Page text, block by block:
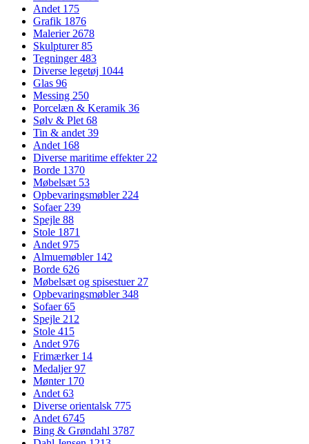
Andet 175
Grafik 1876
Malerier 2678
Skulpturer85
Tegninger483
Diverse legetøj 1044
Glas 96
Messing 250
Porcelæn & Keramik 36
Sølv & Plet 68
Tin & andet 39
Andet 168
Diverse maritime effekter 22
Borde 1370
Møbelsæt 53
Opbevaringsmøbler 224
Sofaer 239
Spejle 88
Stole 1871
Andet 975
Almuemøbler 142
Borde 626
Møbelsæt og spisestuer 27
Opbevaringsmøbler348
Sofaer65
Spejle 212
Stole 415
Andet 976
Frimærker 14
Medaljer97
Mønter 170
Andet 63
Diverse orientalsk 775
Andet 6745
Bing & Grøndahl 3787